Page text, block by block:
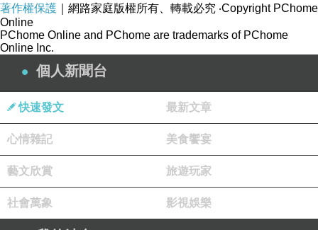
著作權保護 ｜網路家庭版權所有、轉載必究 ‧Copyright PChome
Online
PChome Online and PChome are trademarks of PChome
Online Inc.
個人新聞台
快速發文 最新文章
心情雜記 美食饗宴
藝文欣賞 旅遊玩家
社會萬象 影視娛樂